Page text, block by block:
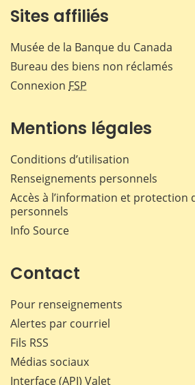
Sites affiliés
Musée de la Banque du Canada
Bureau des biens non réclamés
Connexion FSP
Mentions légales
Conditions d’utilisation
Renseignements personnels
Accès à l’information et protection
personnels
Info Source
Contact
Pour renseignements
Alertes par courriel
Fils RSS
Médias sociaux
Interface (API) Valet